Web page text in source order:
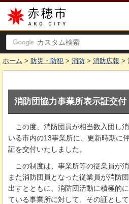
赤穂市
ホーム > 防災・防犯 > 消防 > 消防広報 >
消防団協力事業所表示証交付
こ の度、消防団員が相当数入団し
いる市内の13事業所に、更新時期に
証を交付いたしました。
こ の制度は、事業所等の従業員が
また消防団員となった従業員が消防
出すとともに、消防団活動に積極的
ている事業所に対して、その証とし